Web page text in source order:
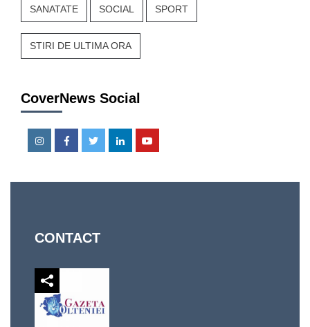
SANATATE SOCIAL SPORT
STIRI DE ULTIMA ORA
CoverNews Social
InstagramFacebookTwitterLinkedin
CONTACT